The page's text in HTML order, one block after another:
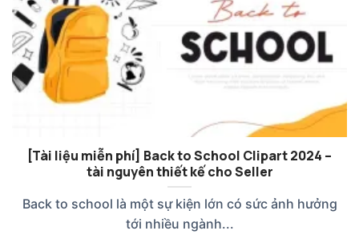
[Tài liệu miễn phí] Back to School Clipart 2024 –
tài nguyên thiết kế cho Seller
Back to school là một sự kiện lớn có sức ảnh hưởng
tới nhiều ngành...